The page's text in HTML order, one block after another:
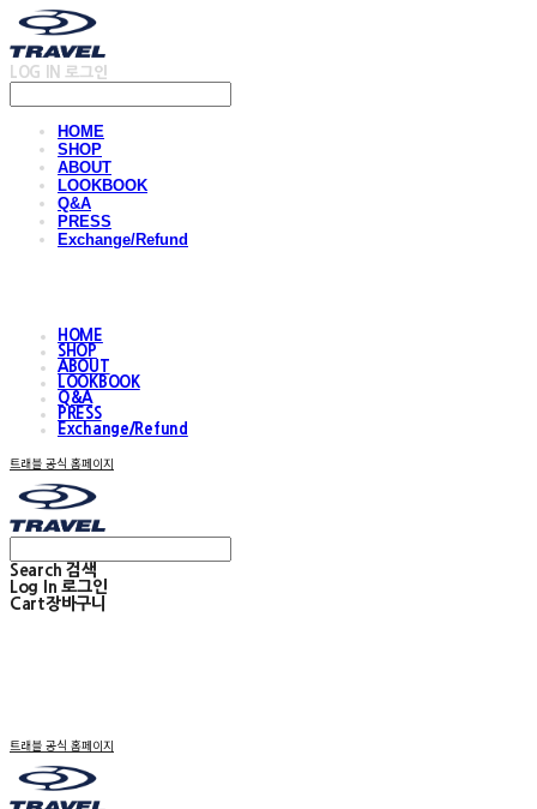
LOG IN 로그인
HOME
SHOP
ABOUT
LOOKBOOK
Q&A
PRESS
Exchange/Refund
HOME
SHOP
ABOUT
LOOKBOOK
Q&A
PRESS
Exchange/Refund
트래블 공식 홈페이지
Search 검색
Log In 로그인
Cart장바구니
트래블 공식 홈페이지